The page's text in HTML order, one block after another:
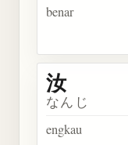
benar
汝
なんじ
engkau